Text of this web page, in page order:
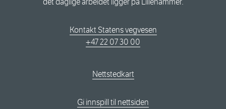
Kontakt Statens vegvesen
+47 22 07 30 00
Nettstedkart
Gi innspill til nettsiden